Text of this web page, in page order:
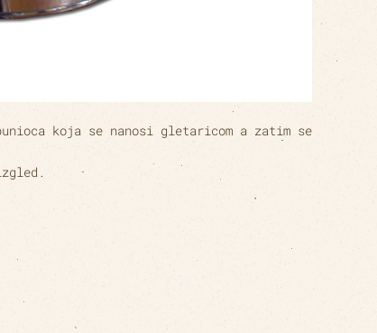
koja se nanosi gletaricom a zatim se